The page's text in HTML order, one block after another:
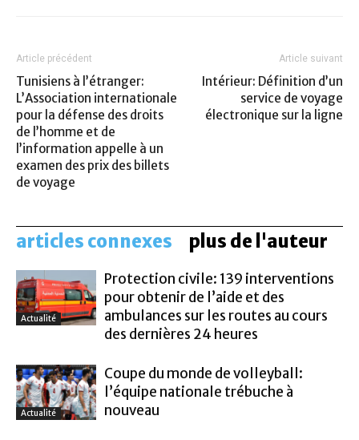
Article précédent
Tunisiens à l’étranger:
L’Association internationale
pour la défense des droits
de l’homme et de
l’information appelle à un
examen des prix des billets
de voyage
Article suivant
Intérieur: Définition d’un
service de voyage
électronique sur la ligne
articles connexes plus de l'auteur
Actualité
Protection civile: 139 interventions
pour obtenir de l’aide et des
ambulances sur les routes au cours
des dernières 24 heures
Actualité
Coupe du monde de volleyball:
l’équipe nationale trébuche à
nouveau